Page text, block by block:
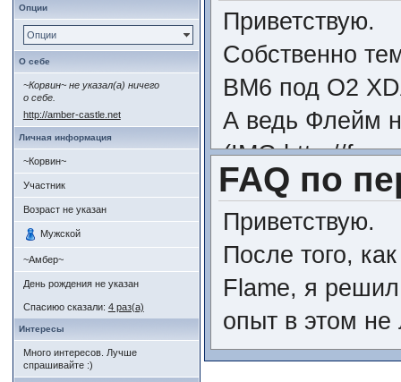
Опции
Опции
О себе
~Корвин~ не указал(а) ничего
о себе.
http://amber-castle.net
Личная информация
~Корвин~
Участник
Возраст не указан
Мужской
~Амбер~
День рождения не указан
Спасиюо сказали: 4 раз(а)
Интересы
Много интересов. Лучше
спрашивайте :)
Приветствую.
Собственно
ВМ6 под O2
А ведь Флейм
(IMG:http://
Вообщем,
гордым
(IMG:http://
FAQ по
Приветствую.
После того,
Flame, я решил
опыт в этом не